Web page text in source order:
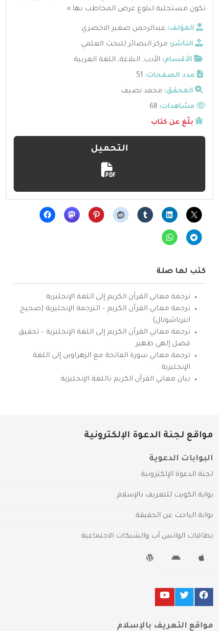
تكون مستجلبة لبلوغ غرض المخاطب بها.»
المؤلف: عبدالرحمن صغير الاخضري
الناشر: مركز البصائر للبحث العلمي
الأقسام: الأدب, البلاغة, اللغة العربية
عدد الصفحات: 51
المحقق: محمد نصيف
مشاهدات:
بلّغ عن كتاب
التحميل
كتب لها صلة
ترجمة معاني القرآن الكريم إلى اللغة الإنجليزية
ترجمة معاني القرآن الكريم – الترجمة الإنجليزية (صحيح
انترناشونال)
ترجمة معاني القرآن الكريم إلى اللغة الإنجليزية – تحقيق
فضل إلهي ظهير
ترجمة معاني سورة الفاتحة مع الزهراوين إلى اللغة
الإنجليزية
بيان معاني القرآن الكريم باللغة الإنجليزية
مواقع لجنة الدعوة الإلكترونية
البوابات الدعوية
لجنة الدعوة الإلكترونية
بوابة الكويت للتعريف بالإسلام
بوابة الباحث عن الحقيقة
بطاقات الواتس آب والشبكات الاجتماعية
مواقع التعريف بالإسلام